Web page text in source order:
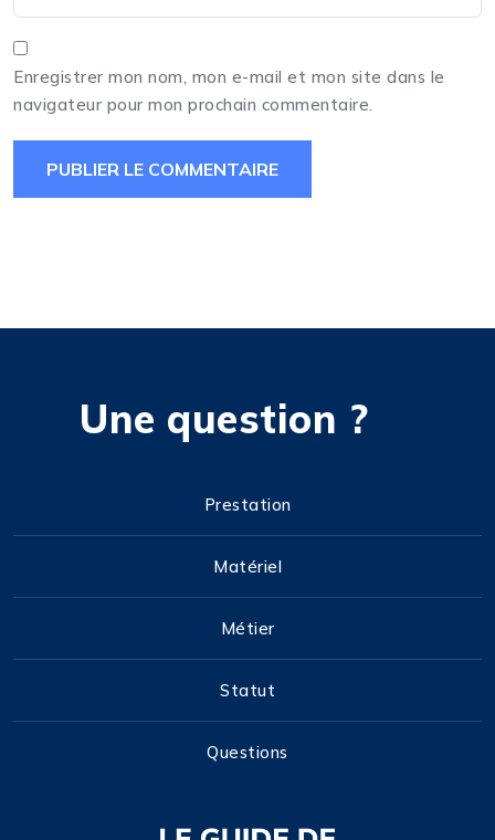
Enregistrer mon nom, mon e-mail et mon site dans le
navigateur pour mon prochain commentaire.
Une question ?
Prestation
Matériel
Métier
Statut
Questions